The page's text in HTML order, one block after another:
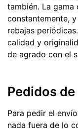
también. La gama
constantemente,
rebajas
calidad y
de agrado con el
Pedidos
Para pedir el
nada fuera de lo